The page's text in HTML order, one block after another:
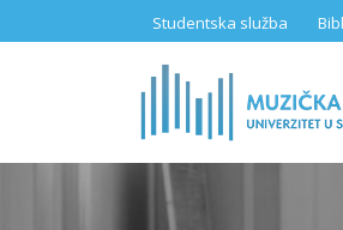
Studentska služba